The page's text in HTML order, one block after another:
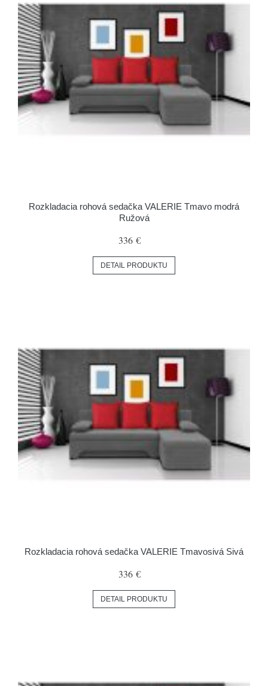
Rozkladacia rohová sedačka VALERIE Tmavo modrá
Ružová
336 €
DETAIL PRODUKTU
Rozkladacia rohová sedačka VALERIE Tmavosivá Sivá
336 €
DETAIL PRODUKTU